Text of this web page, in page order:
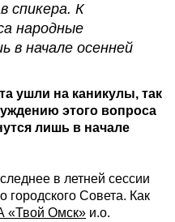
спикера. К
народные
в начале осенней
ушли на каникулы, так
этого вопроса
лишь в начале
в летней сессии
городского Совета. Как
«Твой Омск» и.о.